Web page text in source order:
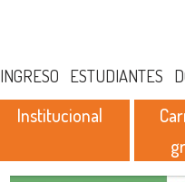
INGRESO ESTUDIANTES
Institucional